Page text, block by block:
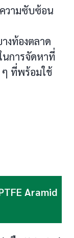
วามซับซ้อน
งท้องตลาด
นการจัดหาที่
ที่พร้อมใช้
Aramid